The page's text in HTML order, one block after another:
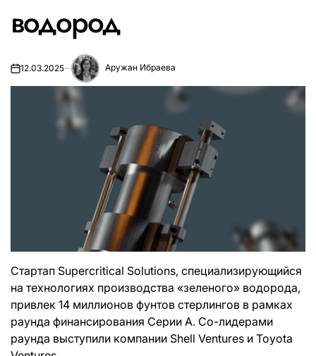
водород
12.03.2025 Аружан Ибраева
Стартап Supercritical Solutions, специализирующийся
на технологиях производства «зеленого» водорода,
привлек 14 миллионов фунтов стерлингов в рамках
раунда финансирования Серии А. Со-лидерами
раунда выступили компании Shell Ventures и Toyota